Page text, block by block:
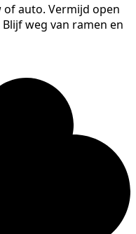
auto. Vermijd open
weg van ramen en